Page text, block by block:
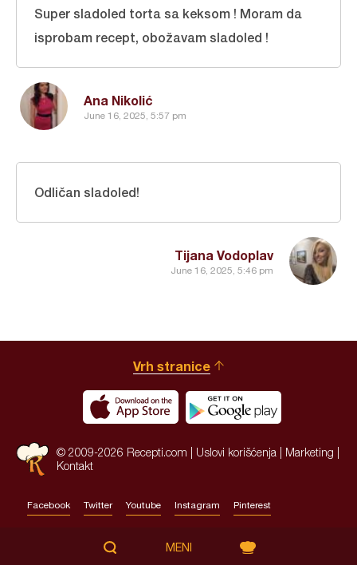
Ana Nikolić
June 16, 2025, 5:57 pm
Super sladoled torta sa keksom ! Moram da
isprobam recept, obožavam sladoled !
Tijana Vodoplav
June 16, 2025, 5:46 pm
Odličan sladoled!
Vrh stranice
© 2009-2026 Recepti.com | Uslovi korišćenja Marketing
Kontakt
Facebook Twitter Youtube Instagram Pinterest